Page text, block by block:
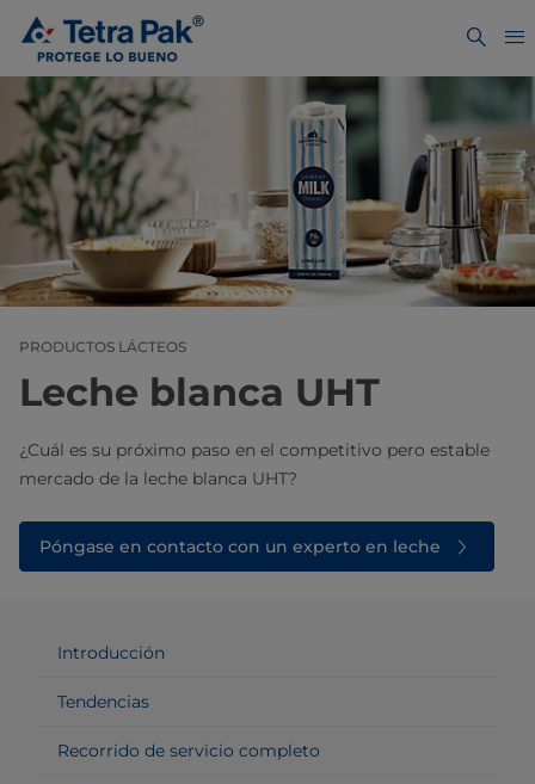
PRODUCTOS LÁCTEOS
Leche blanca UHT
¿Cuál es su próximo paso en el competitivo pero estable
mercado de la leche blanca UHT?
Póngase en contacto con un experto en leche
Introducción
Tendencias
Recorrido de servicio completo